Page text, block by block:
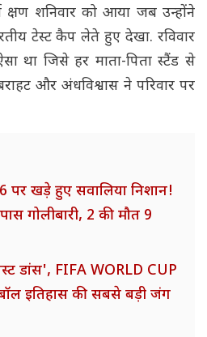
क्षण शनिवार को आया जब उन्होंने
टेस्ट कैप लेते हुए देखा. रविवार
था जिसे हर माता-पिता स्टैंड से
और अंधविश्वास ने परिवार पर
पर खड़े हुए सवालिया निशान!
गोलीबारी, 2 की मौत 9
डांस', FIFA WORLD CUP
इतिहास की सबसे बड़ी जंग